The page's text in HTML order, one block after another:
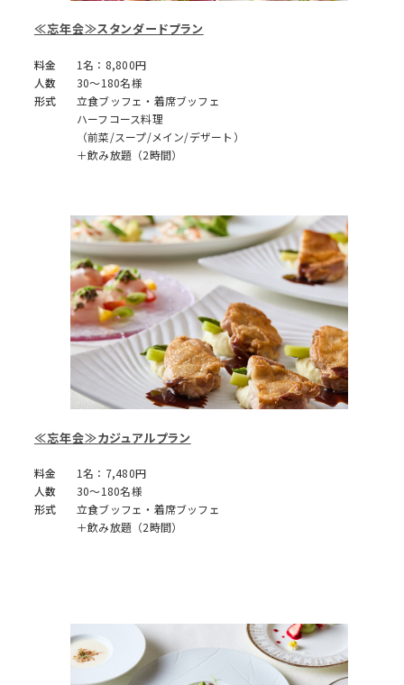
≪忘年会≫スタンダードプラン
料金
1名：8,800円
人数
30～180名様
形式
立食ブッフェ・着席ブッフェ
ハーフコース料理
（前菜/スープ/メイン/デザート）
＋飲み放題（2時間）
≪忘年会≫カジュアルプラン
料金
1名：7,480円
人数
30～180名様
形式
立食ブッフェ・着席ブッフェ
＋飲み放題（2時間）